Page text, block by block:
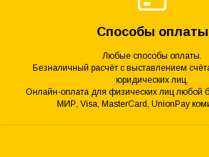
Способы оплаты
Любые способы оплаты.
Безналичный расчёт с выставлением
юридических лиц.
Онлайн-оплата для физических лиц любой
МИР, Visa, MasterCard, UnionPay